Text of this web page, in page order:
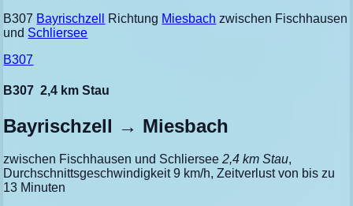
B307 Bayrischzell Richtung Miesbach zwischen Fischhausen
und Schliersee
B307
B307 2,4 km Stau
Bayrischzell → Miesbach
zwischen Fischhausen und Schliersee2,4 km Stau,
Durchschnittsgeschwindigkeit 9 km/h, Zeitverlust von bis zu
13 Minuten